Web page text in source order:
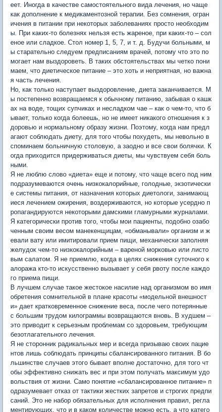
еет. Иногда в качестве самостоятельного вида лечения, но чаще
как дополнение к медикаментозной терапии. Без сомнения, огран
ичения в питании при некоторых заболеваниях просто необходим
ы. При каких-то болезнях нельзя есть жареное, при каких-то – сол
еное или сладкое. Стол номер 1, 5, 7, и т. д. Будучи больными, м
ы старательно следуем предписаниям врачей, потому что это по
могает нам выздороветь. В таких обстоятельствах мы четко пони
маем, что диетическое питание – это хоть и неприятная, но важна
я часть лечения.
Но, как только наступает выздоровление, диета заканчивается. М
ы постепенно возвращаемся к обычному питанию, забывая о кашк
ах на воде, тощих супчиках и несладком чае – как о чем-то, что б
ывает, только когда болеешь, но не имеет никакого отношения к з
доровью и нормальному образу жизни. Поэтому, когда нам предл
агают соблюдать диету, для того чтобы похудеть, мы невольно в
споминаем больничную столовую, а заодно и все свои болячки. К
огда приходится придерживаться диеты, мы чувствуем себя боль
ными.
Я не люблю слово «диета» еще и потому, что чаще всего под ним
подразумеваются очень низкокалорийные, голодные, экзотически
е системы питания, от назначения которых диетологи, занимающ
иеся лечением ожирения, воздерживаются, но которые усердно п
ропагандируются некоторыми дамскими гламурными журналами.
Я категорически против того, чтобы мои пациенты, подобно озабо
ченным своим весом манекенщицам, «обманывали» организм и ж
евали вату или имитировали прием пищи, механически заполняя
желудок чем-то низкокалорийным – вареной морковью или листо
вым салатом. Я не приемлю, когда в целях снижения суточного к
алоража кто-то искусственно вызывает у себя рвоту после каждо
го приема пищи.
В лучшем случае такое жестокое насилие над организмом во имя
обретения сомнительной в плане красоты «модельной внешност
и» дает кратковременное снижение веса, после чего потерянные
с большим трудом килограммы возвращаются вновь. В худшем –
это приводит к серьезным проблемам со здоровьем, требующим
безотлагательного лечения.
Я не сторонник радикальных мер и всегда призываю своих пацие
нтов лишь соблюдать принципы сбалансированного питания. В бо
льшинстве случаев этого бывает вполне достаточно, для того чт
обы эффективно снижать вес и при этом получать максимум удо
вольствия от жизни. Само понятие «сбалансированное питание» п
одразумевает отказ от тактики жестких запретов и строгих предпи
саний. Это не набор обязательных для исполнения правил, регла
ментирующих, что и в каком количестве можно есть, а что катего